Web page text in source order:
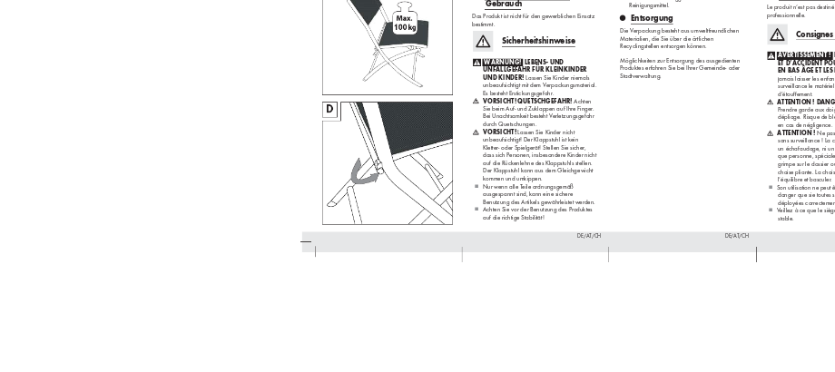
DE/AT/CH DE/AT/CH
Le produit n‘est pas destiné
professionnelle.
AVERTISSEMENT !
ET D’ACCIDENT
EN BAS ÂGE ET
jamais laisser les
surveillance le
d’étouffement.
ATTENTION ! D
Prendre garde aux
dépliage. Risque de
en cas de négligence.
ATTENTION ! N e
sans surveillance ! La
un échafaudage, ni un
que personne,
grimpe sur le dossier
chaise pliante. La
l’équilibre et basculer.

Son utilisation ne peut
danger que sie toutes
déployées
Veillez à ce que le
stable.
Reinigungsmittel.
z Entsorgung
Die Verpackung besteht aus umweltfreundlichen
Materialien, die Sie über die örtlichen
Recyclingstellen entsorgen können.
Möglichkeiten zur Entsorgung des ausgedienten
Produktes erfahren Sie bei Ihrer Gemeinde- oder
Stadtverwaltung.
Gebrauch
Das Produkt ist nicht für den gewerblichen Einsatz
bestimmt.
Sicherheitshinweise
WARNUNG!
LEBENS- UND
UNFALLGEFAHR FÜR KLEINKINDER
UND KINDER! Lassen Sie Kinder niemals
unbeaufsichtigt mit dem Verpackungsmaterial.
Es besteht Erstickungsgefahr.
VORSICHT! QUETSCHGEFAHR! Achten
Sie beim Auf- und Zuklappen auf Ihre Finger.
Bei Unachtsamkeit besteht Verletzungsgefahr
durch Quetschungen.
VORSICHT! Lassen Sie Kinder nicht
unbeaufsichtigt! Der Klappstuhl ist kein
Kletter- oder Spielgerät! Stellen Sie sicher,
dass sich Personen, insbesondere Kinder nicht
auf die Rückenlehne des Klappstuhls stellen.
Der Klappstuhl kann aus dem Gleichgewicht
kommen und umkippen.
 Nur wenn alle Teile ordnungsgemäß
ausgespannt sind, kann eine sichere
Benutzung des Artikels gewährleistet werden.
Achten Sie vor der Benutzung des Produktes
auf die richtige Stabilität!